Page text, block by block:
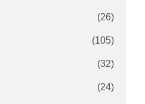
(26)
(105)
(32)
(24)